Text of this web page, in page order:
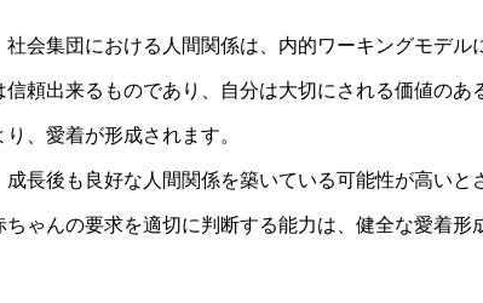
会集団における人間関係は、内的ワーキングモデル
頼出来るものであり、自分は大切にされる価値のあ
、愛着が形成されます。
長後も良好な人間関係を築いている可能性が高いと
ゃんの要求を適切に判断する能力は、健全な愛着形